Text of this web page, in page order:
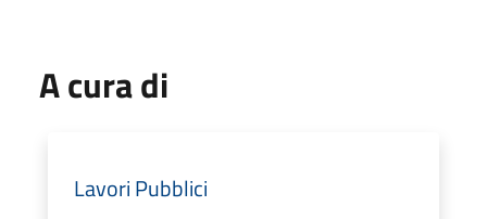
A cura di
Lavori Pubblici